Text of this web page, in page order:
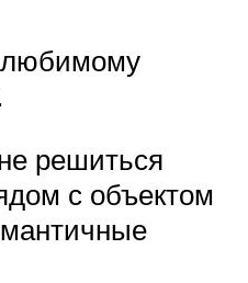
любимому
решиться
с объектом